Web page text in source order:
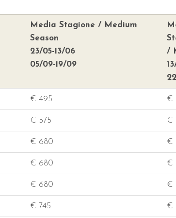
Media Stagione / Medium
Season
23/05-13/06
05/09-19/09
/
€ 495 €
€ 575 €
€ 680 €
€ 680 €
€ 680 €
€ 745 €